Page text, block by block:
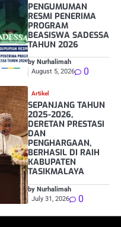
PENGUMUMAN
RESMI PENERIMA
PROGRAM
BEASISWA SADESSA
TAHUN 2026
by Nurhalimah
August 5, 2026
0
Artikel
SEPANJANG TAHUN
2025-2026,
DERETAN PRESTASI
DAN
PENGHARGAAN,
BERHASIL DI RAIH
KABUPATEN
TASIKMALAYA
by Nurhalimah
July 31, 2026
0